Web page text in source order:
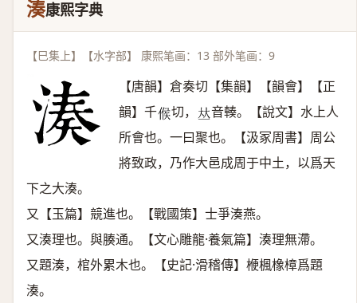
湊康熙字典
【巳集上】【水字部】 康熙笔画：13 部外笔画：9
【唐韻】倉奏切【集韻】【韻會】【正
韻】千𠋫 切， 𠀤音輳。【說文】水上人
所會也。一曰聚也。【汲冢周書】周公
將致政，乃作大邑成周于中土，以爲天
下之大湊。
又【玉篇】競進也。【戰國策】士爭湊燕。
又湊理也。與腠通。【文心雕龍·養氣篇】湊理無滯。
又題湊，棺外累木也。【史記·滑稽傳】楩楓橡樟爲題
湊。